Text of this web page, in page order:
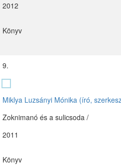
2012
Könyv
9.
Miklya Luzsányi Mónika (író,
Zoknimanó és a sulicsoda /
2011
Könyv